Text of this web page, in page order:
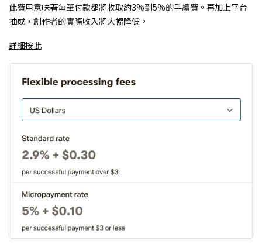
此費用意味著每筆付款都將收取約3%到5%的手續費。再加上平台
抽成，創作者的實際收入將大幅降低。
詳細按此